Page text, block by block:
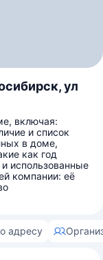
ул
включая:
и список
в доме,
как год
использованные
компании: её
адресу